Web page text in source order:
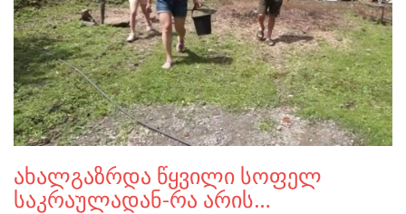
ახალგაზრდა წყვილი სოფელ
საკრაულადან-რა არის…